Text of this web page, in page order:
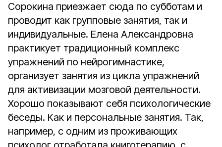
Сорокина приезжает сюда по субботам и
проводит как групповые занятия, так и
индивидуальные. Елена Александровна
практикует традиционный комплекс
упражнений по нейрогимнастике,
организует занятия из цикла упражнений
для активизации мозговой деятельности.
Хорошо показывают себя психологические
беседы. Как и персональные занятия. Так,
например, с одним из проживающих